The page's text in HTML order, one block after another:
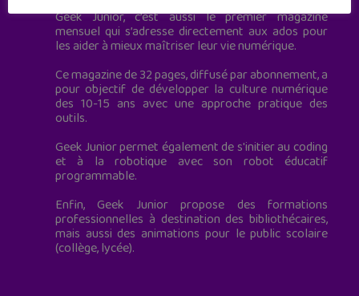
Geek Junior, c’est aussi le premier magazine
mensuel qui s’adresse directement aux ados pour
les aider à mieux maîtriser leur vie numérique.
Ce magazine de 32 pages, diffusé par abonnement, a
pour objectif de développer la culture numérique
des 10-15 ans avec une approche pratique des
outils.
Geek Junior permet également de s'initier au coding
et à la robotique avec son robot éducatif
programmable.
Enfin, Geek Junior propose des formations
professionnelles à destination des bibliothécaires,
mais aussi des animations pour le public scolaire
(collège, lycée).